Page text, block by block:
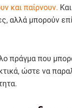
και παίρνουν.
αλλά μπορούν
πράγμα που
ώστε να